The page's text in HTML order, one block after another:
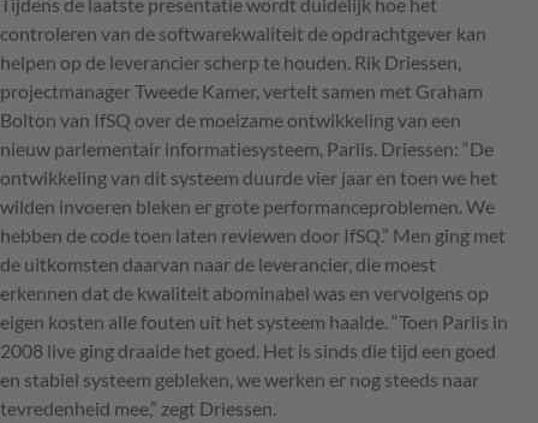
controleren van de softwarekwaliteit de opdrachtgever kan
helpen op de leverancier scherp te houden. Rik Driessen,
projectmanager Tweede Kamer, vertelt samen met Graham
Bolton van IfSQ over de moeizame ontwikkeling van een
nieuw parlementair informatiesysteem, Parlis. Driessen: “De
ontwikkeling van dit systeem duurde vier jaar en toen we het
wilden invoeren bleken er grote performanceproblemen. We
hebben de code toen laten reviewen door IfSQ.” Men ging met
de uitkomsten daarvan naar de leverancier, die moest
erkennen dat de kwaliteit abominabel was en vervolgens op
eigen kosten alle fouten uit het systeem haalde. “Toen Parlis in
2008 live ging draaide het goed. Het is sinds die tijd een goed
en stabiel systeem gebleken, we werken er nog steeds naar
tevredenheid mee,” zegt Driessen.